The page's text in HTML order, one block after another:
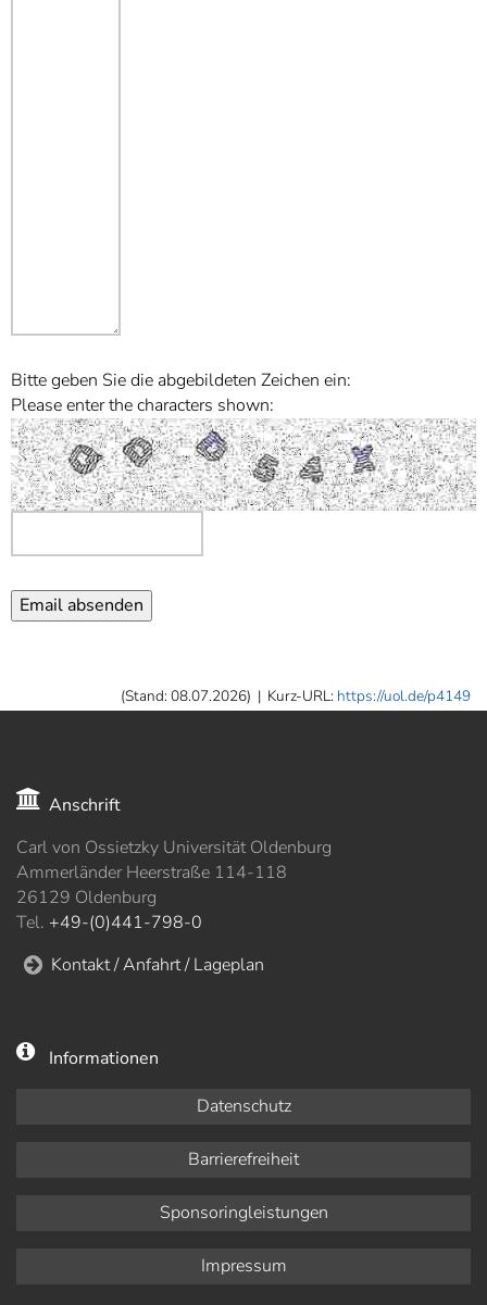
Bitte geben Sie die abgebildeten Zeichen ein:
Please enter the characters shown:
(Stand: 08.07.2026) | Kurz-URL: https://uol.de/p4149
Anschrift
Carl von Ossietzky Universität Oldenburg
Ammerländer Heerstraße 114-118
26129 Oldenburg
Tel. +49-(0)441-798-0
Kontakt / Anfahrt / Lageplan
Informationen
Datenschutz
Barrierefreiheit
Sponsoringleistungen
Impressum